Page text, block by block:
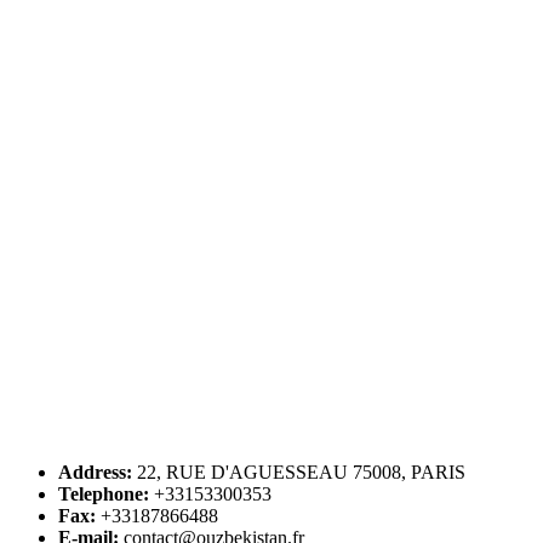
Address: 22, RUE D'AGUESSEAU 75008, PARIS
Telephone: +33153300353
Fax: +33187866488
E-mail: contact@ouzbekistan.fr